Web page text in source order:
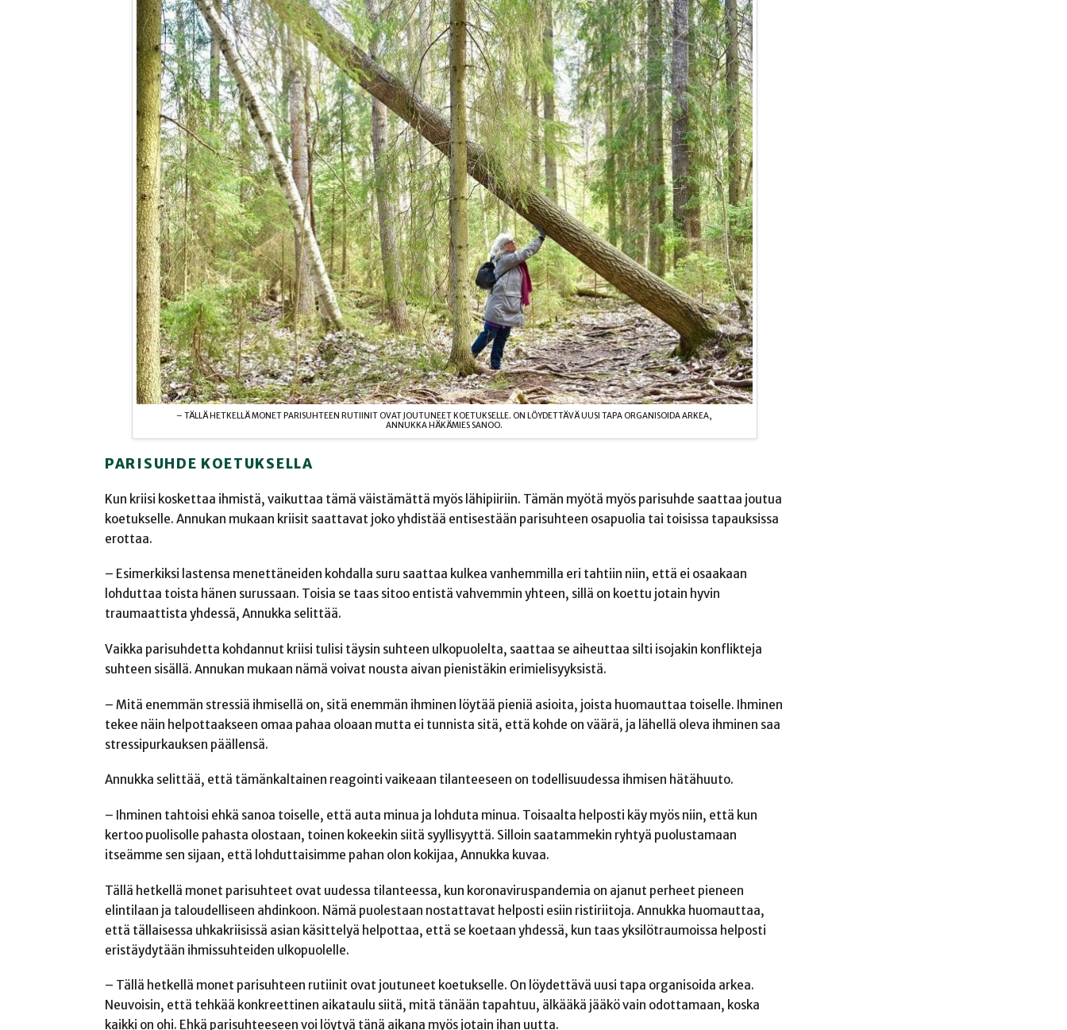
– TÄLLÄ HETKELLÄ MONET PARISUHTEEN RUTIINIT OVAT JOUTUNEET KOETUKSELLE. ON LÖYDETTÄVÄ UUSI TAPA ORGANISOIDA ARKEA,
ANNUKKA HÄKÄMIES SANOO.
PARISUHDE KOETUKSELLA
Kun kriisi koskettaa ihmistä, vaikuttaa tämä väistämättä myös lähipiiriin. Tämän myötä myös parisuhde saattaa joutua
koetukselle. Annukan mukaan kriisit saattavat joko yhdistää entisestään parisuhteen osapuolia tai toisissa tapauksissa
erottaa.
– Esimerkiksi lastensa menettäneiden kohdalla suru saattaa kulkea vanhemmilla eri tahtiin niin, että ei osaakaan
lohduttaa toista hänen surussaan. Toisia se taas sitoo entistä vahvemmin yhteen, sillä on koettu jotain hyvin
traumaattista yhdessä, Annukka selittää.
Vaikka parisuhdetta kohdannut kriisi tulisi täysin suhteen ulkopuolelta, saattaa se aiheuttaa silti isojakin konflikteja
suhteen sisällä. Annukan mukaan nämä voivat nousta aivan pienistäkin erimielisyyksistä.
– Mitä enemmän stressiä ihmisellä on, sitä enemmän ihminen löytää pieniä asioita, joista huomauttaa toiselle. Ihminen
tekee näin helpottaakseen omaa pahaa oloaan mutta ei tunnista sitä, että kohde on väärä, ja lähellä oleva ihminen saa
stressipurkauksen päällensä.
Annukka selittää, että tämänkaltainen reagointi vaikeaan tilanteeseen on todellisuudessa ihmisen hätähuuto.
– Ihminen tahtoisi ehkä sanoa toiselle, että auta minua ja lohduta minua. Toisaalta helposti käy myös niin, että kun
kertoo puolisolle pahasta olostaan, toinen kokeekin siitä syyllisyyttä. Silloin saatammekin ryhtyä puolustamaan
itseämme sen sijaan, että lohduttaisimme pahan olon kokijaa, Annukka kuvaa.
Tällä hetkellä monet parisuhteet ovat uudessa tilanteessa, kun koronaviruspandemia on ajanut perheet pieneen
elintilaan ja taloudelliseen ahdinkoon. Nämä puolestaan nostattavat helposti esiin ristiriitoja. Annukka huomauttaa,
että tällaisessa uhkakriisissä asian käsittelyä helpottaa, että se koetaan yhdessä, kun taas yksilötraumoissa helposti
eristäydytään ihmissuhteiden ulkopuolelle.
– Tällä hetkellä monet parisuhteen rutiinit ovat joutuneet koetukselle. On löydettävä uusi tapa organisoida arkea.
Neuvoisin, että tehkää konkreettinen aikataulu siitä, mitä tänään tapahtuu, älkääkä jääkö vain odottamaan, koska
kaikki on ohi. Ehkä parisuhteeseen voi löytyä tänä aikana myös jotain ihan uutta.